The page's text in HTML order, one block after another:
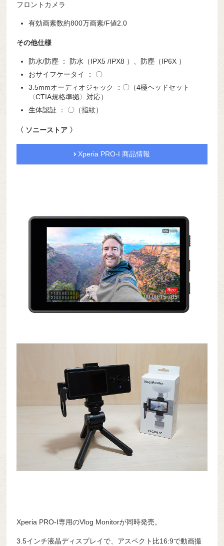
フロントカメラ
有効画素数約800万画素/F値2.0
その他仕様
防水/防塵 ： 防水（IPX5 /IPX8 ）、防塵（IP6X ）
おサイフケータイ ： 〇
3.5mmオーディオジャック ：〇（4極ヘッドセット
〈CTIA規格準拠〉対応）
生体認証 ： 〇（指紋）
〈 ソニーストア 〉
Xperia PRO-I 商品情報
Xperia PRO-I専用のVlog Monitorが同時発売。
3.5インチ液晶ディスプレイで、アスペクト比16:9で動画撮